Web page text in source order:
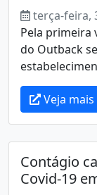
terça-feira,
Pela primeira
do Outback
Veja mais
Contágio
Covid-19